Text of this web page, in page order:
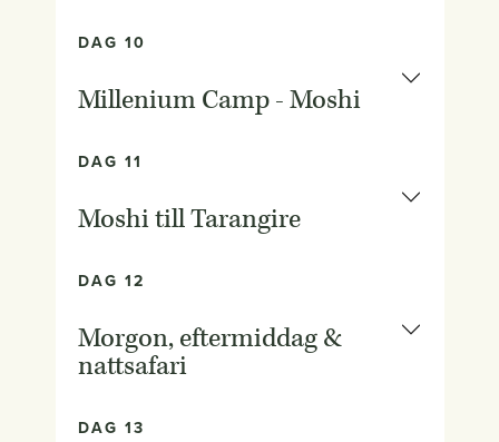
DAG 10
Millenium Camp - Moshi
DAG 11
Moshi till Tarangire
DAG 12
Morgon, eftermiddag &
nattsafari
DAG 13